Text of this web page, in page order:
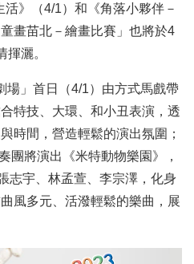
》（4/1）和《角落小夥伴－
畫苗北－繪畫比賽」也將於4
揮灑。
場」首日（4/1）由方式馬戲帶
特技、大環、和小丑表演，透
時間，營造輕鬆的演出氛圍；
團將演出《米特動物樂園》，
志宇、林孟萱、李宗澤，化身
風多元、活潑輕鬆的樂曲，展